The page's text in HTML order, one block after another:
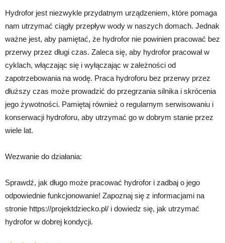
Hydrofor jest niezwykle przydatnym urządzeniem, które pomaga
nam utrzymać ciągły przepływ wody w naszych domach. Jednak
ważne jest, aby pamiętać, że hydrofor nie powinien pracować bez
przerwy przez długi czas. Zaleca się, aby hydrofor pracował w
cyklach, włączając się i wyłączając w zależności od
zapotrzebowania na wodę. Praca hydroforu bez przerwy przez
dłuższy czas może prowadzić do przegrzania silnika i skrócenia
jego żywotności. Pamiętaj również o regularnym serwisowaniu i
konserwacji hydroforu, aby utrzymać go w dobrym stanie przez
wiele lat.
Wezwanie do działania:
Sprawdź, jak długo może pracować hydrofor i zadbaj o jego
odpowiednie funkcjonowanie! Zapoznaj się z informacjami na
stronie https://projektdziecko.pl/ i dowiedz się, jak utrzymać
hydrofor w dobrej kondycji.